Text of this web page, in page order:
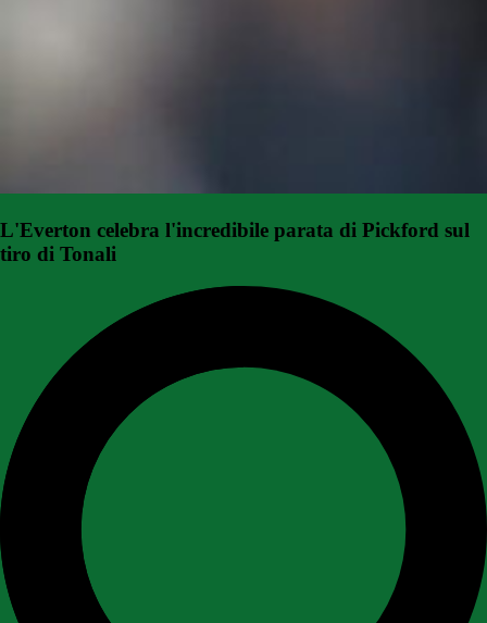
L'Everton celebra l'incredibile parata di Pickford sul
tiro di Tonali